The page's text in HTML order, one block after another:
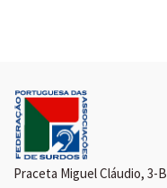
Praceta Miguel Cláudio, 3-B